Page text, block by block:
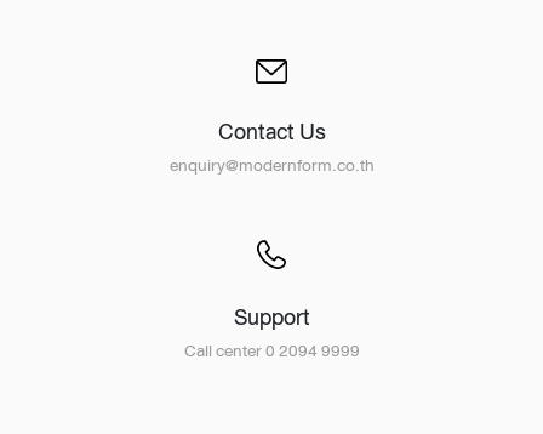
Contact Us
enquiry@modernform.co.th
Support
Call center 0 2094 9999